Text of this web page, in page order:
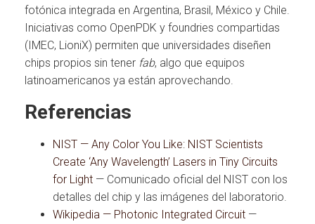
fotónica integrada en Argentina, Brasil, México y Chile.
Iniciativas como OpenPDK y foundries compartidas
(IMEC, LioniX) permiten que universidades diseñen
chips propios sin tener fab, algo que equipos
latinoamericanos ya están aprovechando.
Referencias
NIST — Any Color You Like: NIST Scientists
Create ‘Any Wavelength’ Lasers in Tiny Circuits
for Light — Comunicado oficial del NIST con los
detalles del chip y las imágenes del laboratorio.
Wikipedia — Photonic Integrated Circuit —